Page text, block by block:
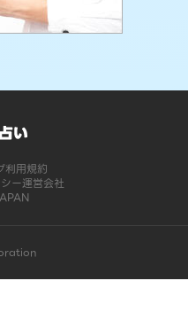
利用規約
ー運営会社
した | LINE占い